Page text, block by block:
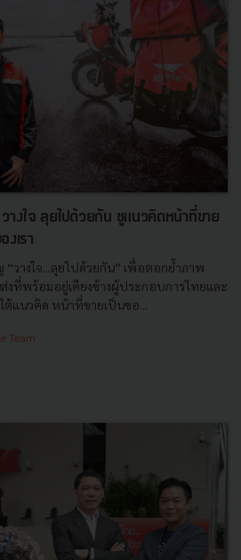
างใจ ลุยไปด้วยกัน ชูแนวคิดหน้าที่ขาย
เรา
วางใจ...ลุยไปด้วยกัน” เพื่อตอกย้ำภาพ
งที่พร้อมอยู่เคียงข้างผู้ประกอบการไทยและ
แนวคิด หน้าที่ขายเป็นขอ...
Team